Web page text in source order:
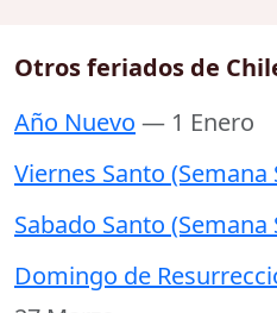
Otros feriados de
Año Nuevo — 1 Enero
Viernes Santo (Semana
Sabado Santo (Semana
Domingo de